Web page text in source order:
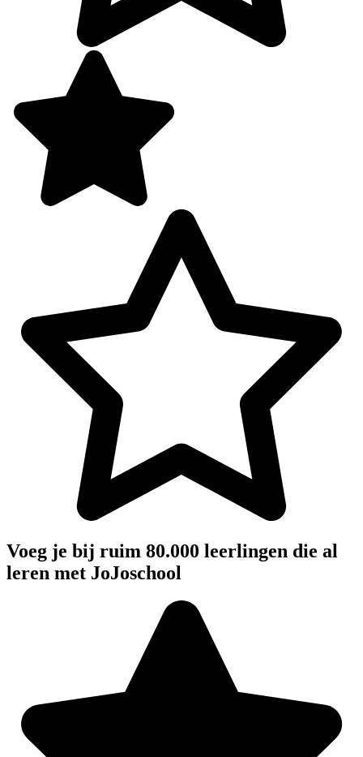
Voeg je bij ruim 80.000 leerlingen die al
leren met JoJoschool